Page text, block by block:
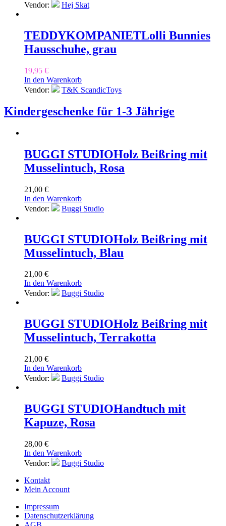
Vendor:
Hej Skat
TEDDYKOMPANIETLolli Bunnies
Hausschuhe, grau
19,95 €
In den Warenkorb
Vendor:
T&K ScandicToys
Kindergeschenke für 1-3 Jährige
BUGGI STUDIOHolz Beißring mit
Musselintuch, Rosa
21,00 €
In den Warenkorb
Vendor:
Buggi Studio
BUGGI STUDIOHolz Beißring mit
Musselintuch, Blau
21,00 €
In den Warenkorb
Vendor:
Buggi Studio
BUGGI STUDIOHolz Beißring mit
Musselintuch, Terrakotta
21,00 €
In den Warenkorb
Vendor:
Buggi Studio
BUGGI STUDIOHandtuch mit
Kapuze, Rosa
28,00 €
In den Warenkorb
Vendor:
Buggi Studio
Kontakt
Mein Account
Impressum
Datenschutzerklärung